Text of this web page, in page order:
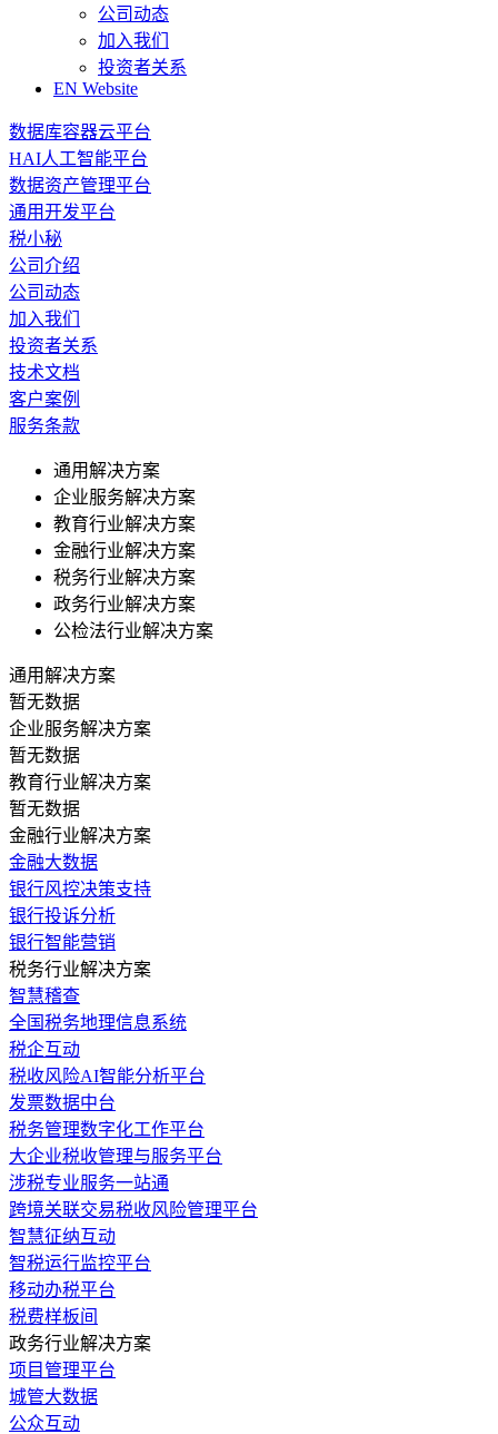
公司动态
加入我们
投资者关系
EN Website
数据库容器云平台
HAI人工智能平台
数据资产管理平台
通用开发平台
税小秘
公司介绍
公司动态
加入我们
投资者关系
技术文档
客户案例
服务条款
通用解决方案
企业服务解决方案
教育行业解决方案
金融行业解决方案
税务行业解决方案
政务行业解决方案
公检法行业解决方案
通用解决方案
暂无数据
企业服务解决方案
暂无数据
教育行业解决方案
暂无数据
金融行业解决方案
金融大数据
银行风控决策支持
银行投诉分析
银行智能营销
税务行业解决方案
智慧稽查
全国税务地理信息系统
税企互动
税收风险AI智能分析平台
发票数据中台
税务管理数字化工作平台
大企业税收管理与服务平台
涉税专业服务一站通
跨境关联交易税收风险管理平台
智慧征纳互动
智税运行监控平台
移动办税平台
税费样板间
政务行业解决方案
​项目管理平台
城管大数据
公众互动